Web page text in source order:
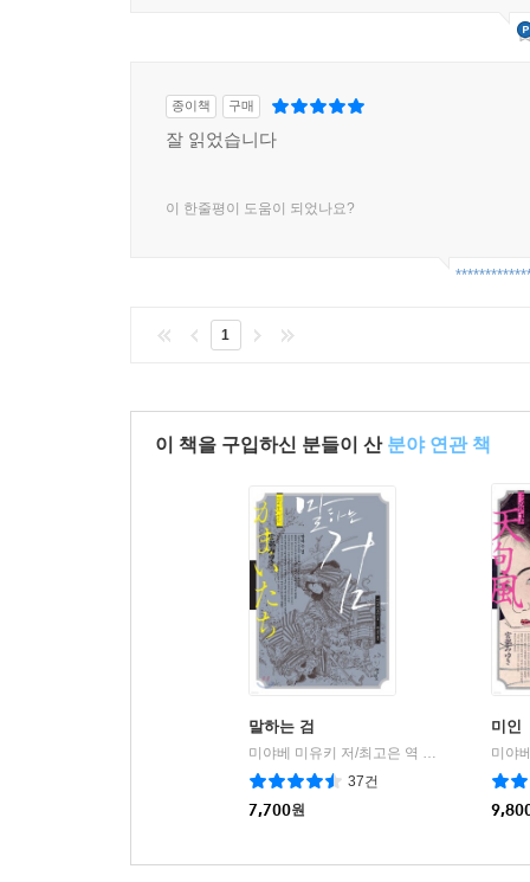
종이책 구매
잘 읽었습니다
이 한줄평이 도움이 되었나요?
1
이 책을 구입하신 분들이 산 분야 연관 책
말하는 검
미야베 미유키 저/최고은 역 | 북스피어
37건
7,700원
미인
미야